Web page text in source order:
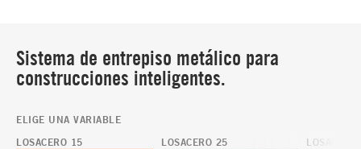
Sistema de entrepiso metálico para
construcciones inteligentes.
ELIGE UNA VARIABLE
LOSACERO 15
LOSACERO 25